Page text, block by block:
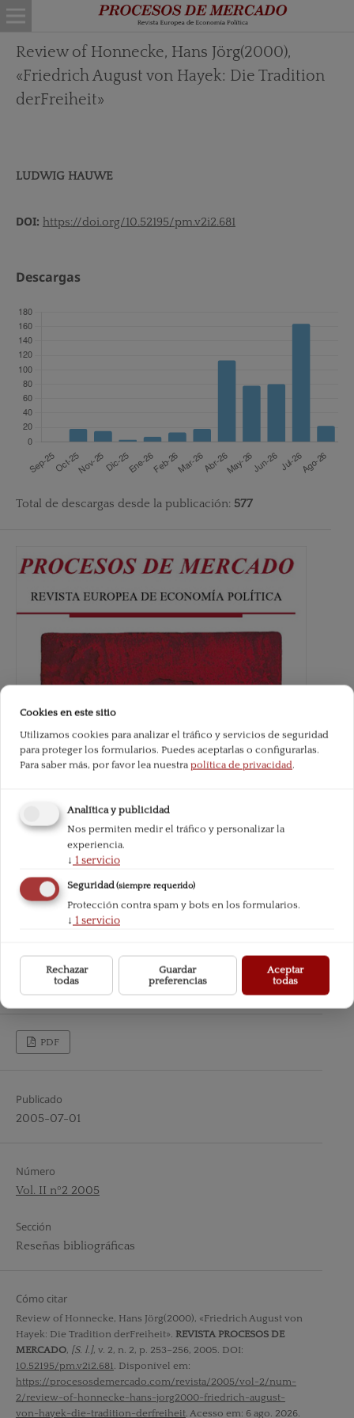
Review of Honnecke, Hans Jörg(2000),
«Friedrich August von Hayek: Die Tradition
derFreiheit»
LUDWIG HAUWE
DOI: https://doi.org/10.52195/pm.v2i2.681
Descargas
Total de descargas desde la publicación: 577
PDF
Publicado
2005-07-01
Número
Vol. II nº2 2005
Sección
Reseñas bibliográficas
Cómo citar
Review of Honnecke, Hans Jörg(2000), «Friedrich August von
Hayek: Die Tradition derFreiheit». REVISTA PROCESOS DE
MERCADO, [S. l.], v. 2, n. 2, p. 253–256, 2005. DOI:
10.52195/pm.v2i2.681
. Disponível em:
https://procesosdemercado.com/revista/2005/vol-2/num-
2/review-of-honnecke-hans-jorg2000-friedrich-august-
von-hayek-die-tradition-derfreiheit. Acesso em: 6 ago. 2026.
Cookies en este sitio
Utilizamos cookies para analizar el tráfico y servicios de seguridad
para proteger los formularios. Puedes aceptarlas o configurarlas.
Para saber más, por favor lea nuestra política de privacidad.
Analítica y publicidad
Nos permiten medir el tráfico y personalizar la
experiencia.
↓ 1servicio
Seguridad(siempre requerido)
Protección contra spam y bots en los formularios.
↓ 1servicio
Rechazar
todas
Guardar
preferencias
Aceptar
todas